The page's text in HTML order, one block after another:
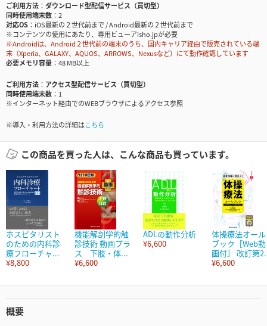
ご利用方法
ダウンロード型配信サービス（買切型）
同時使用端末数
2
対応OS
iOS最新の２世代前まで / Android最新の２世代前まで
※コンテンツの使用にあたり、専用ビューアisho.jpが必要
※Androidは、Android２世代前の端末のうち、国内キャリア経由で販売されている端
末（Xperia、GALAXY、AQUOS、ARROWS、Nexusなど）にて動作確認しています
必要メモリ容量
48 MB以上
ご利用方法
アクセス型配信サービス（買切型）
同時使用端末数
1
※インターネット経由でのWEBブラウザによるアクセス参照
※導入・利用方法の詳細はこちら
この商品を買った人は、こんな商品も買っています。
ホスピタリスト
のための内科診
療フローチャ...
¥8,800
機能解剖学的触
診技術 動画プラ
ス 下肢・体...
¥6,600
ADLの動作分析
¥6,600
体操療法オール
ブック［Web動
画付］ 改訂第
¥6,600
概要